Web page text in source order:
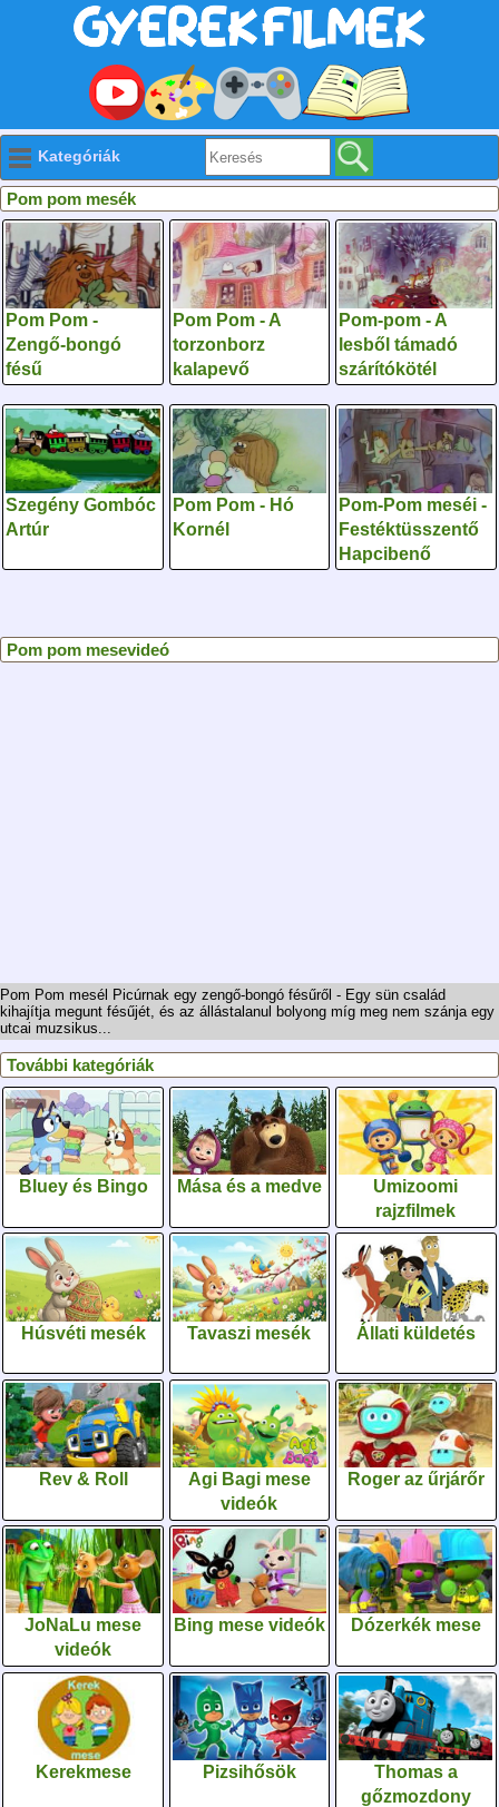
Kategóriák
Pom pom mesék
Pom Pom -
Zengő-bongó
fésű
Pom Pom - A
torzonborz
kalapevő
Pom-pom - A
lesből támadó
szárítókötél
Szegény Gombóc
Artúr
Pom Pom - Hó
Kornél
Pom-Pom meséi -
Festéktüsszentő
Hapcibenő
Pom pom mesevideó
Pom Pom mesél Picúrnak egy zengő-bongó fésűről - Egy sün család
kihajítja megunt fésűjét, és az állástalanul bolyong míg meg nem szánja egy
utcai muzsikus...
További kategóriák
Bluey és Bingo Mása és a medve
Umizoomi
rajzfilmek
Húsvéti mesék Tavaszi mesék Állati küldetés
Rev & Roll
Agi Bagi mese
videók
Roger az űrjárőr
JoNaLu mese
videók
Bing mese videók Dózerkék mese
Kerekmese Pizsihősök
Thomas a
gőzmozdony